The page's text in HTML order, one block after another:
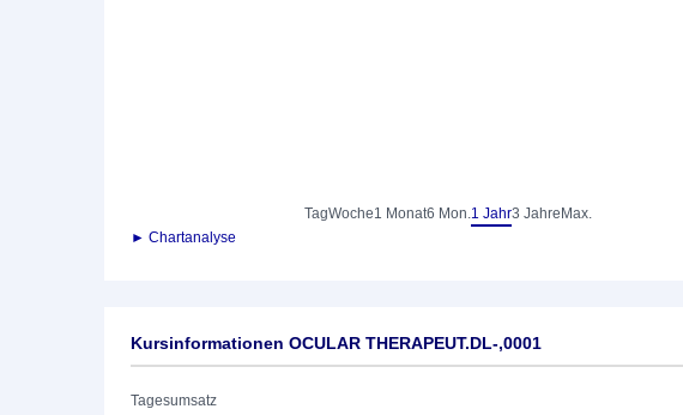
TagWoche1 Monat6 Mon.1 Jahr3 Jahre Max.
► Chartanalyse
Kursinformationen OCULAR THERAPEUT.DL-,0001
Tagesumsatz